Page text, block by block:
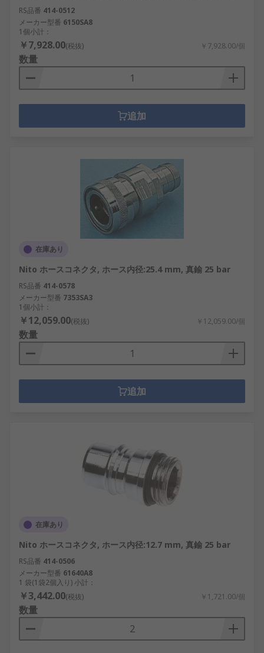
RS品番 414-0512
メーカー型番 6150SA8
1個小計：
￥7,928.00(税抜) ￥7,928.00/個
数量
追加
在庫あり
Nito ホースコネクタ, ホース内径:25.4 mm, 真鍮 25 bar
RS品番 414-0578
メーカー型番 7353SA3
1個小計：
￥12,059.00(税抜) ￥12,059.00/個
数量
追加
在庫あり
Nito ホースコネクタ, ホース内径:12.7 mm, 真鍮 25 bar
RS品番 414-0506
メーカー型番 61640A8
1 袋(1袋2個入り) 小計：
￥3,442.00(税抜) ￥1,721.00/個
数量